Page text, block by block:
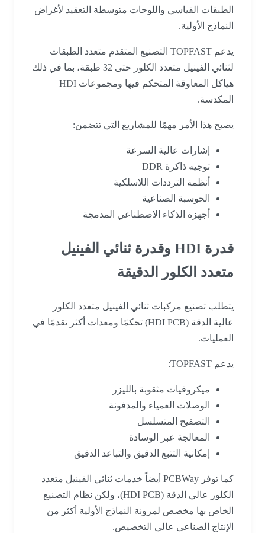
الطبقات القياسي واللوحات متوسطة التعقيد لأغراض
النماذج الأولية.
يدعم TOPFAST التصنيع المتقدم متعدد الطبقات
لثنائي الفينيل متعدد الكلور حتى 32 طبقة، بما في ذلك
هياكل المعاوقة المتحكم فيها ومجموعات HDI
المكدسة.
يصبح هذا الأمر مهمًا للمشاريع التي تتضمن:
إشارات عالية السرعة
توجيه ذاكرة DDR
أنظمة الترددات اللاسلكية
الحوسبة الصناعية
أجهزة الذكاء الاصطناعي المدمجة
قدرة HDI وقدرة ثنائي الفينيل
متعدد الكلور الدقيقة
يتطلب تصنيع مركبات ثنائي الفينيل متعدد الكلور
عالية الدقة (HDI PCB) تحكمًا ومعدات أكثر تقدمًا في
العمليات.
يدعم TOPFAST:
ميكروفيات مثقوبة بالليزر
الوصلات العمياء والمدفونة
التصفيح المتسلسل
المعالجة عبر الوسادة
إمكانية التتبع الدقيق والتباعد الدقيق
كما توفر PCBWay أيضاً خدمات ثنائي الفينيل متعدد
الكلور عالي الدقة (HDI PCB)، ولكن نظام التصنيع
الخاص بها مخصص لمرونة النماذج الأولية أكثر من
الإنتاج الصناعي عالي التخصيص.